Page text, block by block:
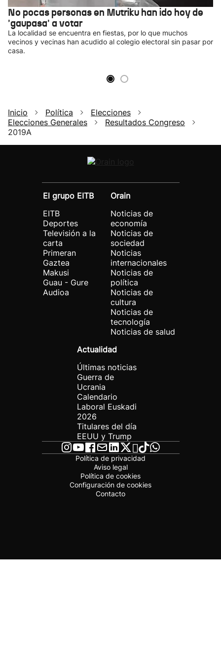
No pocas personas en Mutriku han ido hoy de
'gaupasa' a votar
La localidad se encuentra en fiestas, por lo que muchos
vecinos y vecinas han acudido al colegio electoral sin pasar por
casa.
Inicio Política
Elecciones
Elecciones Generales
Resultados Congreso
2019A
El grupo EITB
EITB
Deportes
Televisión a la
carta
Primeran
Gaztea
Makusi
Guau - Gure
Audioa
Orain
Noticias de
economía
Noticias de
sociedad
Noticias
internacionales
Noticias de
política
Noticias de
cultura
Noticias de
tecnología
Noticias de salud
Actualidad
Últimas noticias
Guerra de
Ucrania
Calendario
Laboral Euskadi
2026
Titulares del día
EEUU y Trump
Política de privacidad
Aviso legal
Política de cookies
Configuración de cookies
Contacto